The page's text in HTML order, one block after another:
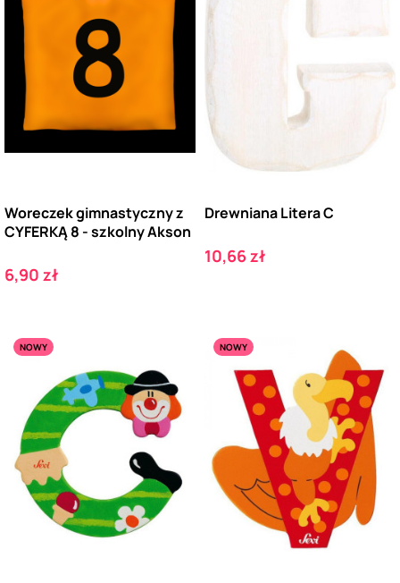
Woreczek gimnastyczny z
CYFERKĄ 8 - szkolny Akson
Cena
6,90 zł
Drewniana Litera C
Cena
10,66 zł
NOWY NOWY